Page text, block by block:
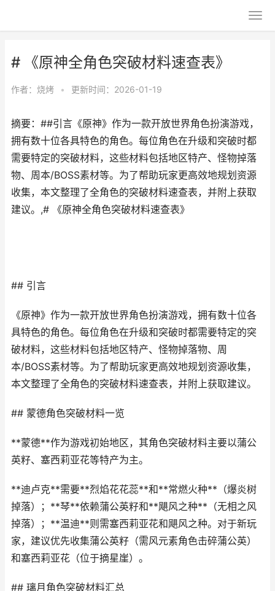
# 《原神全角色突破材料速查表》
作者： 烧烤 • 更新时间：2026-01-19
摘要：##引言《原神》作为一款开放世界角色扮演游戏，
拥有数十位各具特色的角色。每位角色在升级和突破时都
需要特定的突破材料，这些材料包括地区特产、怪物掉落
物、周本/BOSS素材等。为了帮助玩家更高效地规划资源
收集，本文整理了全角色的突破材料速查表，并附上获取
建议。,# 《原神全角色突破材料速查表》
## 引言
《原神》作为一款开放世界角色扮演游戏，拥有数十位各
具特色的角色。每位角色在升级和突破时都需要特定的突
破材料，这些材料包括地区特产、怪物掉落物、周
本/BOSS素材等。为了帮助玩家更高效地规划资源收集，
本文整理了全角色的突破材料速查表，并附上获取建议。
## 蒙德角色突破材料一览
**蒙德**作为游戏初始地区，其角色突破材料主要以蒲公
英籽、塞西莉亚花等特产为主。
**迪卢克**需要**烈焰花花蕊**和**常燃火种**（爆炎树
掉落）；**琴**依赖蒲公英籽和**飓风之种**（无相之风
掉落）；**温迪**则需塞西莉亚花和飓风之种。对于新玩
家，建议优先收集蒲公英籽（需风元素角色击碎蒲公英）
和塞西莉亚花（位于摘星崖）。
## 璃月角色突破材料汇总